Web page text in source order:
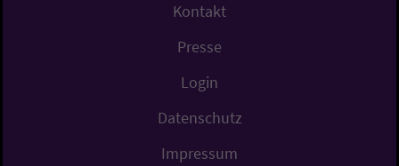
Kontakt
Presse
Login
Datenschutz
Impressum